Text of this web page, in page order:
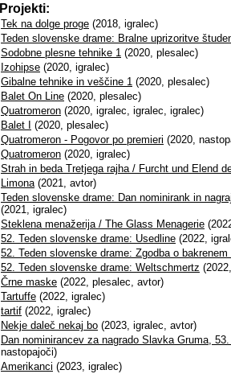
Projekti:
Tek na dolge proge (2018, igralec)
Teden slovenske drame: Bralne uprizoritve
Sodobne plesne tehnike 1 (2020, plesalec)
Izohipse (2020, igralec)
Gibalne tehnike in veščine 1 (2020, plesalec)
Balet On Line (2020, plesalec)
Quatromeron (2020, igralec, igralec, igralec)
Balet I
(2020, plesalec)
Quatromeron - Pogovor po premieri (2020,
Quatromeron (2020, igralec)
Strah in beda Tretjega rajha / Furcht und Elend
Limona(2021, avtor)
Teden slovenske drame: Dan nominirank in
(2021, igralec)
Steklena menažerija / The Glass Menagerie
52. Teden slovenske drame: Usedline (2022,
52. Teden slovenske drame: Zgodba o bakrenem
52. Teden slovenske drame: Weltschmertz
Črne maske (2022, plesalec, avtor)
Tartuffe (2022, igralec)
tartif (2022, igralec)
Nekje daleč nekaj bo (2023, igralec, avtor)
Dan nominirancev za nagrado Slavka Gruma,
nastopajoči)
Amerikanci (2023, igralec)